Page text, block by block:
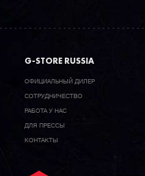
G-STORE RUSSIA
ОФИЦИАЛЬНЫЙ ДИЛЕР
CОТРУДНИЧЕСТВО
РАБОТА У НАС
ДЛЯ ПРЕССЫ
КОНТАКТЫ